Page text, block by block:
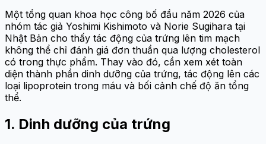
Một tổng quan khoa học công bố đầu năm 2026 của
nhóm tác giả Yoshimi Kishimoto và Norie Sugihara tại
Nhật Bản cho thấy tác động của trứng lên tim mạch
không thể chỉ đánh giá đơn thuần qua lượng cholesterol
có trong thực phẩm. Thay vào đó, cần xem xét toàn
diện thành phần dinh dưỡng của trứng, tác động lên các
loại lipoprotein trong máu và bối cảnh chế độ ăn tổng
thể.
1. Dinh dưỡng của trứng